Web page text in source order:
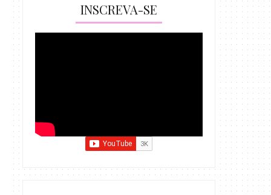
INSCREVA-SE